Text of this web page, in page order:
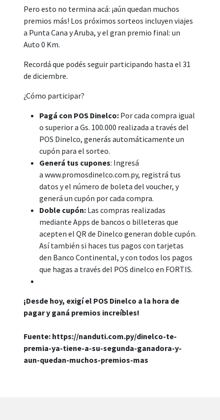
Pero esto no termina acá: ¡aún quedan muchos
premios más! Los próximos sorteos incluyen viajes
a Punta Cana y Aruba, y el gran premio final: un
Auto 0 Km.
Recordá que podés seguir participando hasta el 31
de diciembre.
¿Cómo participar?
Pagá con POS Dinelco: Por cada compra igual
o superior a Gs. 100.000 realizada a través del
POS Dinelco, generás automáticamente un
cupón para el sorteo.
Generá tus cupones: Ingresá
a www.promosdinelco.com.py, registrá tus
datos y el número de boleta del voucher, y
generá un cupón por cada compra.
Doble cupón: Las compras realizadas
mediante Apps de bancos o billeteras que
acepten el QR de Dinelco generan doble cupón.
Así también si haces tus pagos con tarjetas
den Banco Continental, y con todos los pagos
que hagas a través del POS dinelco en FORTIS.
¡Desde hoy, exigí el POS Dinelco a la hora de
pagar y ganá premios increíbles!
Fuente: https://nanduti.com.py/dinelco-te-
premia-ya-tiene-a-su-segunda-ganadora-y-
aun-quedan-muchos-premios-mas